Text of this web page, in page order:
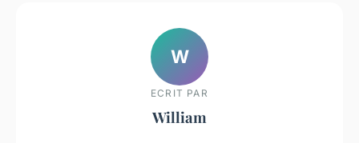
W
ECRIT PAR
William